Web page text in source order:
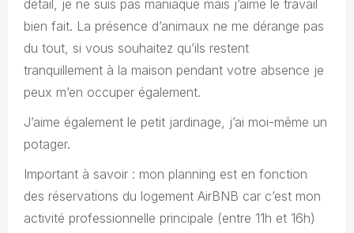
détail, je ne suis pas maniaque mais j’aime le travail
bien fait. La présence d’animaux ne me dérange pas
du tout, si vous souhaitez qu’ils restent
tranquillement à la maison pendant votre absence je
peux m’en occuper également.
J’aime également le petit jardinage, j’ai moi-même un
potager.
Important à savoir : mon planning est en fonction
des réservations du logement AirBNB car c’est mon
activité professionnelle principale (entre 11h et 16h)